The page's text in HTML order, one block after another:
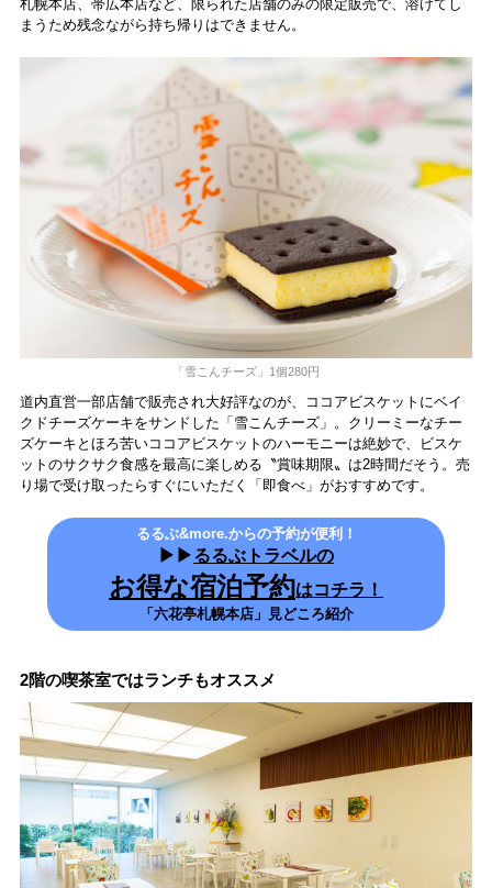
札幌本店、帯広本店など、限られた店舗のみの限定販売で、溶けてし
まうため残念ながら持ち帰りはできません。
「雪こんチーズ」1個280円
道内直営一部店舗で販売され大好評なのが、ココアビスケットにベイ
クドチーズケーキをサンドした「雪こんチーズ」。クリーミーなチー
ズケーキとほろ苦いココアビスケットのハーモニーは絶妙で、ビスケ
ットのサクサク食感を最高に楽しめる〝賞味期限〟は2時間だそう。売
り場で受け取ったらすぐにいただく「即食べ」がおすすめです。
るるぶ&more.からの予約が便利！
▶▶るるぶトラベルの
お得な宿泊予約はコチラ！
「六花亭札幌本店」見どころ紹介
2階の喫茶室ではランチもオススメ